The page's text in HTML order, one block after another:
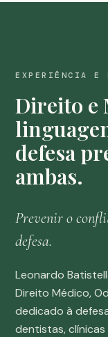
EXPERIÊNCIA E
Direito e
defesa
ambas.
Prevenir o
defesa.
Leonardo
Direito Médico,
dedicado à
dentistas,